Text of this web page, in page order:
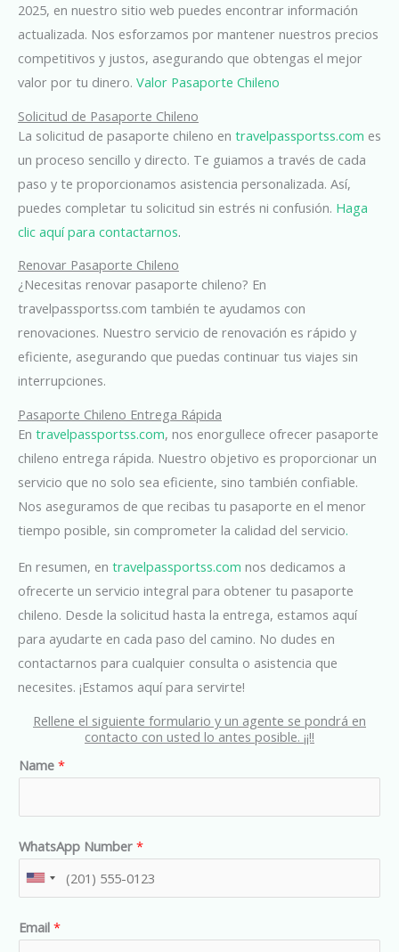
2025, en nuestro sitio web puedes encontrar información
actualizada. Nos esforzamos por mantener nuestros precios
competitivos y justos, asegurando que obtengas el mejor
valor por tu dinero. Valor Pasaporte Chileno
Solicitud de Pasaporte Chileno
La solicitud de pasaporte chileno en travelpassportss.com es
un proceso sencillo y directo. Te guiamos a través de cada
paso y te proporcionamos asistencia personalizada. Así,
puedes completar tu solicitud sin estrés ni confusión. Haga
clic aquí para contactarnos.
Renovar Pasaporte Chileno
¿Necesitas renovar pasaporte chileno? En
travelpassportss.com también te ayudamos con
renovaciones. Nuestro servicio de renovación es rápido y
eficiente, asegurando que puedas continuar tus viajes sin
interrupciones.
Pasaporte Chileno Entrega Rápida
En travelpassportss.com, nos enorgullece ofrecer pasaporte
chileno entrega rápida. Nuestro objetivo es proporcionar un
servicio que no solo sea eficiente, sino también confiable.
Nos aseguramos de que recibas tu pasaporte en el menor
tiempo posible, sin comprometer la calidad del servicio.
En resumen, en travelpassportss.com nos dedicamos a
ofrecerte un servicio integral para obtener tu pasaporte
chileno. Desde la solicitud hasta la entrega, estamos aquí
para ayudarte en cada paso del camino. No dudes en
contactarnos para cualquier consulta o asistencia que
necesites. ¡Estamos aquí para servirte!
Rellene el siguiente formulario y un agente se pondrá en
contacto con usted lo antes posible. ¡¡!!
Name *
WhatsApp Number *
U
i
Email *